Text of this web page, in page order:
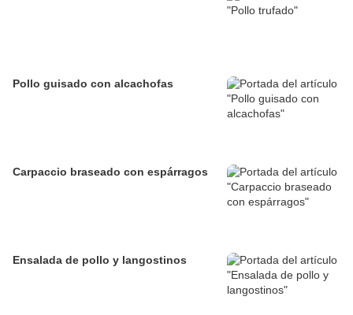
Pollo guisado con alcachofas
Carpaccio braseado con espárragos
Ensalada de pollo y langostinos